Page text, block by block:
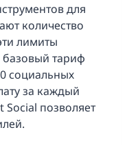
для
количество
лимиты
тариф
социальных
за каждый
позволяет